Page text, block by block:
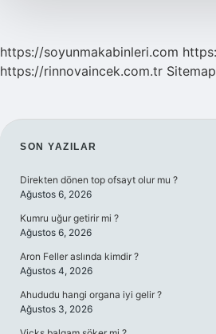
https://soyunmakabinleri.com
https://rinnovaincek.com.tr Sitemap
SIDEBAR
SON YAZILAR
Direkten dönen top ofsayt olur mu ?
Ağustos 6, 2026
Kumru uğur getirir mi ?
Ağustos 6, 2026
Aron Feller aslında kimdir ?
Ağustos 4, 2026
Ahududu hangi organa iyi gelir ?
Ağustos 3, 2026